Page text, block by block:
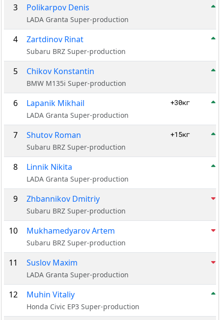
3 Polikarpov Denis
LADA Granta Super-production
4 Zartdinov Rinat
Subaru BRZ Super-production
5 Chikov Konstantin
BMW M135i Super-production
6 Lapanik Mikhail
LADA Granta Super-production
+30кг
7 Shutov Roman
Subaru BRZ Super-production
+15кг
8 Linnik Nikita
LADA Granta Super-production
9 Zhbannikov Dmitriy
Subaru BRZ Super-production
10 Mukhamedyarov Artem
Subaru BRZ Super-production
11 Suslov Maxim
LADA Granta Super-production
12 Muhin Vitaliy
Honda Civic EP3 Super-production